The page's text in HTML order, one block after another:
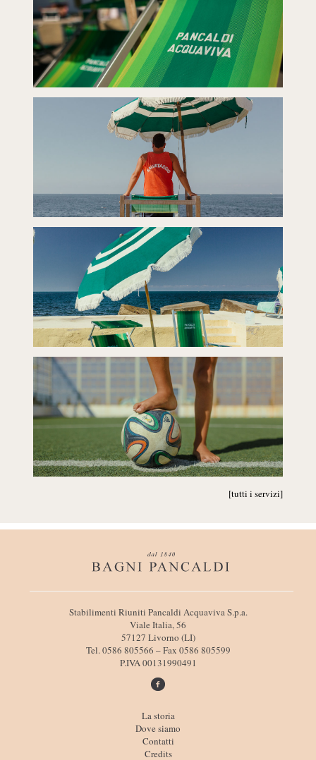
[tutti i servizi]
Stabilimenti Riuniti Pancaldi Acquaviva S.p.a.
Viale Italia, 56
57127 Livorno (LI)
Tel. 0586 805566 – Fax 0586 805599
P.IVA 00131990491
La storia
Dove siamo
Contatti
Credits